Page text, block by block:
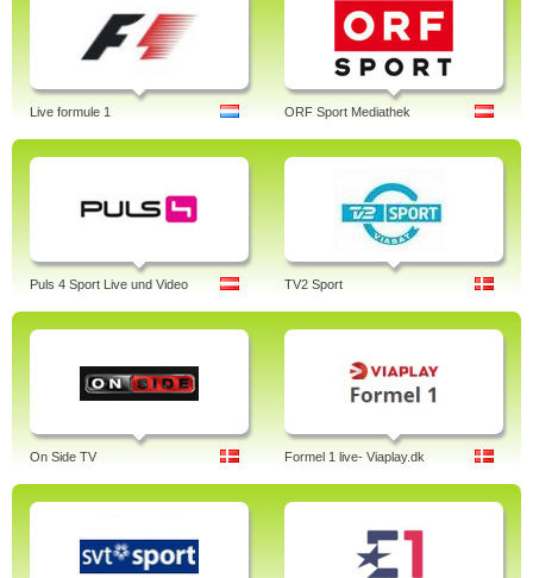
Live formule 1 ORF Sport Mediathek
Puls 4 Sport Live und Video TV2 Sport
On Side TV Formel 1 live- Viaplay.dk